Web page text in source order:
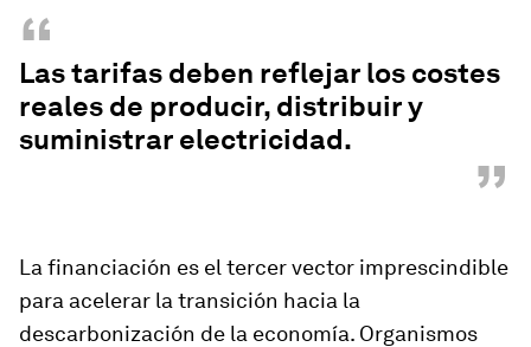
“
Las tarifas deben reflejar los costes
reales de producir, distribuir y
suministrar electricidad.
”
La financiación es el tercer vector imprescindible
para acelerar la transición hacia la
descarbonización de la economía. Organismos